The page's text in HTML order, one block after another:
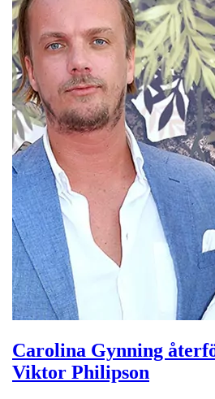
Carolina Gynning
Viktor Philipson